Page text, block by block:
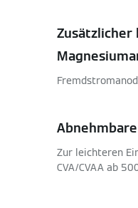
Zusätzlicher
Zur leichteren
CVA/CVAA ab